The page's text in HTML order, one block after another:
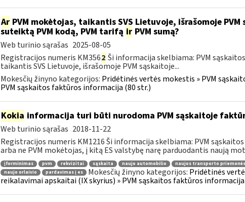
ArPVM mokėtojas, taikantis SVS Lietuvoje, išrašomoje
suteiktą PVM kodą, PVM tarifą irPVM sumą?
Web turinio sąrašas 2025-08-05
Registracijos numeris KM3562 Ši informacija skelbiama: PVM
taikantis SVS Lietuvoje, išrašomoje PVM sąskaitoje...
Mokesčių žinyno kategorijos: Pridėtinės vertės mokestis » PVM
PVM sąskaitos faktūros informacija (80 str.)
Kokia informacija turi būti nurodoma PVM sąskaitoje
Web turinio sąrašas 2018-11-22
Registracijos numeris KM1216 Ši informacija skelbiama: PVM
arba ne PVM mokėtojas, į kitą ES valstybę narę parduodantis naują
įforminimas pvm rekvizitai sąskaita naujo automobilio naujos transporto priemonės
naujo orlaivio
pardavimas į es Mokesčių žinyno kategorijos: Pridėtinės
reikalavimai apskaitai (IX skyrius) » PVM sąskaitos faktūros